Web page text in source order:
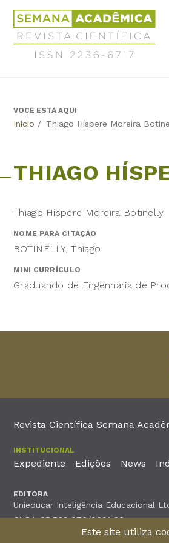
Jump
navigation
Revista
Científica
Semana
Acadêmica
6717
BackVOCÊ ESTÁ AQUI
Início / Thiago Híspere Moreira
THIAGO
Thiago Híspere Moreira Botinelly
NOME PARA CITAÇÃO
BOTINELLY, Thiago
MINI CURRÍCULO
Graduando de Engenharia de
Revista Científica Semana
INSTITUCIONAL
Expediente Edições News
EDITORA
Unieducar Inteligência Educacional
CNPJ: 05.569.970/0001-26
Este site utiliza